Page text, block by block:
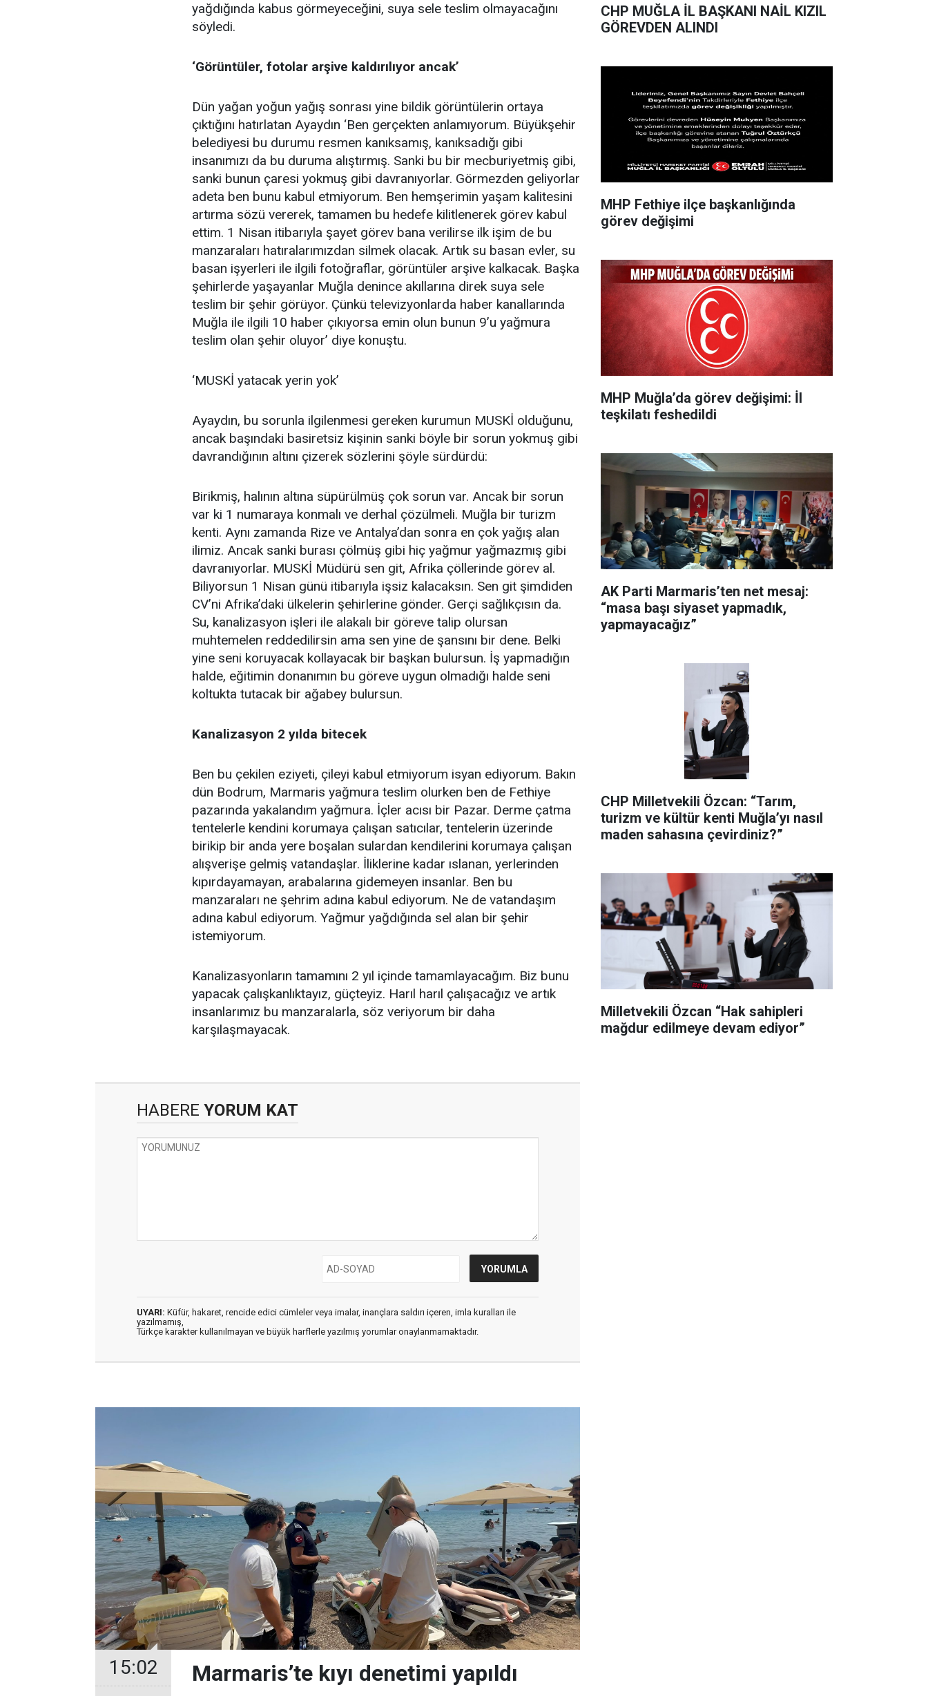
yağdığında kabus görmeyeceğini, suya sele teslim olmayacağını
söyledi.
‘Görüntüler, fotolar arşive kaldırılıyor ancak’
Dün yağan yoğun yağış sonrası yine bildik görüntülerin ortaya
çıktığını hatırlatan Ayaydın ‘Ben gerçekten anlamıyorum. Büyükşehir
belediyesi bu durumu resmen kanıksamış, kanıksadığı gibi
insanımızı da bu duruma alıştırmış. Sanki bu bir mecburiyetmiş gibi,
sanki bunun çaresi yokmuş gibi davranıyorlar. Görmezden geliyorlar
adeta ben bunu kabul etmiyorum. Ben hemşerimin yaşam kalitesini
artırma sözü vererek, tamamen bu hedefe kilitlenerek görev kabul
ettim. 1 Nisan itibarıyla şayet görev bana verilirse ilk işim de bu
manzaraları hatıralarımızdan silmek olacak. Artık su basan evler, su
basan işyerleri ile ilgili fotoğraflar, görüntüler arşive kalkacak. Başka
şehirlerde yaşayanlar Muğla denince akıllarına direk suya sele
teslim bir şehir görüyor. Çünkü televizyonlarda haber kanallarında
Muğla ile ilgili 10 haber çıkıyorsa emin olun bunun 9’u yağmura
teslim olan şehir oluyor’ diye konuştu.
‘MUSKİ yatacak yerin yok’
Ayaydın, bu sorunla ilgilenmesi gereken kurumun MUSKİ olduğunu,
ancak başındaki basiretsiz kişinin sanki böyle bir sorun yokmuş gibi
davrandığının altını çizerek sözlerini şöyle sürdürdü:
Birikmiş, halının altına süpürülmüş çok sorun var. Ancak bir sorun
var ki 1 numaraya konmalı ve derhal çözülmeli. Muğla bir turizm
kenti. Aynı zamanda Rize ve Antalya’dan sonra en çok yağış alan
ilimiz. Ancak sanki burası çölmüş gibi hiç yağmur yağmazmış gibi
davranıyorlar. MUSKİ Müdürü sen git, Afrika çöllerinde görev al.
Biliyorsun 1 Nisan günü itibarıyla işsiz kalacaksın. Sen git şimdiden
CV’ni Afrika’daki ülkelerin şehirlerine gönder. Gerçi sağlıkçısın da.
Su, kanalizasyon işleri ile alakalı bir göreve talip olursan
muhtemelen reddedilirsin ama sen yine de şansını bir dene. Belki
yine seni koruyacak kollayacak bir başkan bulursun. İş yapmadığın
halde, eğitimin donanımın bu göreve uygun olmadığı halde seni
koltukta tutacak bir ağabey bulursun.
Kanalizasyon 2 yılda bitecek
Ben bu çekilen eziyeti, çileyi kabul etmiyorum isyan ediyorum. Bakın
dün Bodrum, Marmaris yağmura teslim olurken ben de Fethiye
pazarında yakalandım yağmura. İçler acısı bir Pazar. Derme çatma
tentelerle kendini korumaya çalışan satıcılar, tentelerin üzerinde
birikip bir anda yere boşalan sulardan kendilerini korumaya çalışan
alışverişe gelmiş vatandaşlar. İliklerine kadar ıslanan, yerlerinden
kıpırdayamayan, arabalarına gidemeyen insanlar. Ben bu
manzaraları ne şehrim adına kabul ediyorum. Ne de vatandaşım
adına kabul ediyorum. Yağmur yağdığında sel alan bir şehir
istemiyorum.
Kanalizasyonların tamamını 2 yıl içinde tamamlayacağım. Biz bunu
yapacak çalışkanlıktayız, güçteyiz. Harıl harıl çalışacağız ve artık
insanlarımız bu manzaralarla, söz veriyorum bir daha
karşılaşmayacak.
HABERE YORUM KAT
UYARI: Küfür, hakaret, rencide edici cümleler veya imalar, inançlara saldırı içeren, imla kuralları ile
yazılmamış,
Türkçe karakter kullanılmayan ve büyük harflerle yazılmış yorumlar onaylanmamaktadır.
15:02 Marmaris’te kıyı denetimi yapıldı
CHP MUĞLA İL BAŞKANI NAİL KIZIL
GÖREVDEN ALINDI
MHP Fethiye ilçe başkanlığında
görev değişimi
MHP Muğla’da görev değişimi: İl
teşkilatı feshedildi
AK Parti Marmaris’ten net mesaj:
“masa başı siyaset yapmadık,
yapmayacağız”
CHP Milletvekili Özcan: “Tarım,
turizm ve kültür kenti Muğla’yı nasıl
maden sahasına çevirdiniz?”
Milletvekili Özcan “Hak sahipleri
mağdur edilmeye devam ediyor”